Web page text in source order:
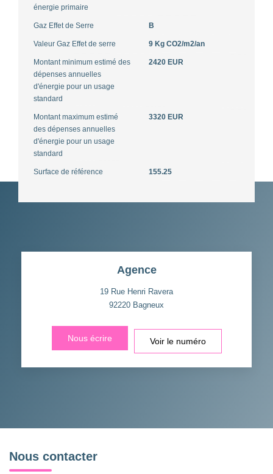
énergie primaire
Gaz Effet de Serre B
Valeur Gaz Effet de serre 9 Kg CO2/m2/an
Montant minimum estimé des
dépenses annuelles
d'énergie pour un usage
standard
2420 EUR
Montant maximum estimé
des dépenses annuelles
d'énergie pour un usage
standard
3320 EUR
Surface de référence 155.25
Agence
19 Rue Henri Ravera
92220 Bagneux
Nous écrire Voir le numéro
Nous contacter